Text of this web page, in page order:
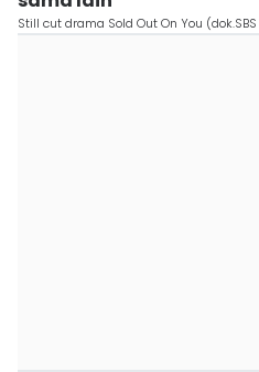
Still cut drama Sold Out On You